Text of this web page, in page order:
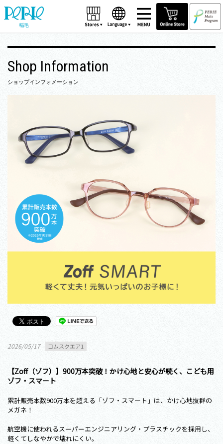
稲毛
Shop Information
ショップインフォメーション
2026/05/17 コムスクエア1
【Zoff（ゾフ）】900万本突破！かけ心地と安心が続く、こども用
ゾフ・スマート
累計販売本数900万本を超える「ゾフ・スマート」は、かけ心地抜群の
メガネ！
航空機に使われるスーパーエンジニアリング・プラスチックを採用し、
軽くてしなやかで壊れにくい。